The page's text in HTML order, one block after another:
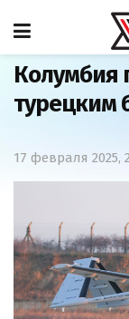
Главная
Колумбия
турецким
17 февраля 2025,